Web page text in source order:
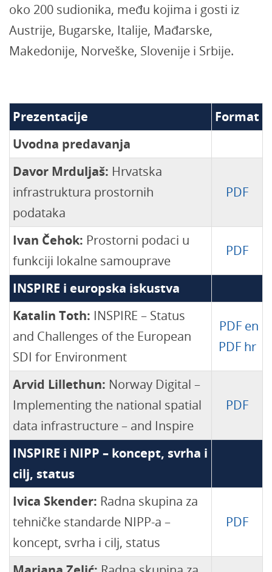
oko 200 sudionika, među kojima i gosti iz
Austrije, Bugarske, Italije, Mađarske,
Makedonije, Norveške, Slovenije i Srbije.
Prezentacije
Format
Uvodna predavanja
Davor Mrduljaš: Hrvatska
infrastruktura prostornih
podataka
PDF
Ivan Čehok: Prostorni podaci u
funkciji lokalne samouprave
PDF
INSPIRE i europska iskustva
Katalin Toth: INSPIRE – Status
and Challenges of the European
SDI for Environment
PDF en
PDF hr
Arvid Lillethun: Norway Digital –
Implementing the national spatial
data infrastructure – and Inspire
PDF
INSPIRE i NIPP – koncept, svrha i
cilj, status
Ivica Skender: Radna skupina za
tehničke standarde NIPP-a –
koncept, svrha i cilj, status
PDF